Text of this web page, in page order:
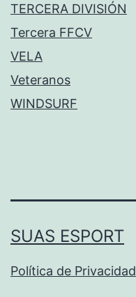
TERCERA DIVISIÓN
Tercera FFCV
VELA
Veteranos
WINDSURF
SUAS ESPORT
Política de Privacidad